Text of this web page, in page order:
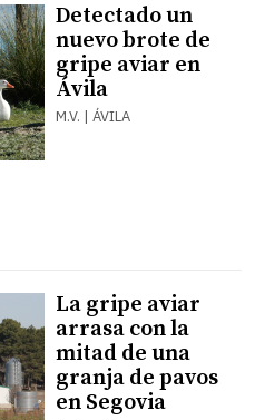
Detectado un
nuevo brote de
gripe aviar en
Ávila
M.V. | ÁVILA
La gripe aviar
arrasa con la
mitad de una
granja de pavos
en Segovia